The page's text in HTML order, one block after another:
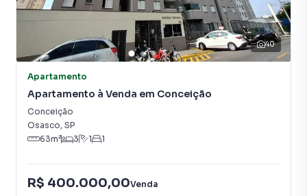
40
Apartamento
Apartamento à Venda em Conceição
Conceição
Osasco, SP
63m² 3 1 1
R$ 400.000,00Venda